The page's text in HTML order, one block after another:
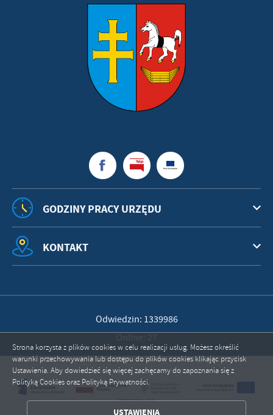
GODZINY PRACY URZĘDU
KONTAKT
Odwiedzin: 1339986
Strona korzysta z plików cookies w celu realizacji usług. Możesz określić
warunki przechowywania lub dostępu do plików cookies klikając przycisk
Ustawienia. Aby dowiedzieć się więcej zachęcamy do zapoznania się z
Polityką Cookies oraz Polityką Prywatności.
USTAWIENIA
ZAPISZ WYBRANE